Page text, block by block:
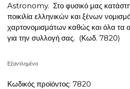
Astronomy. Στο φυσικό μας
ποικιλία ελληνικών και ξένων
χαρτονομισμάτων καθώς και όλα τα
για την συλλογή σας. (Κωδ. 7820)
Εξαντλημένο
Κωδικός προϊόντος: 7820